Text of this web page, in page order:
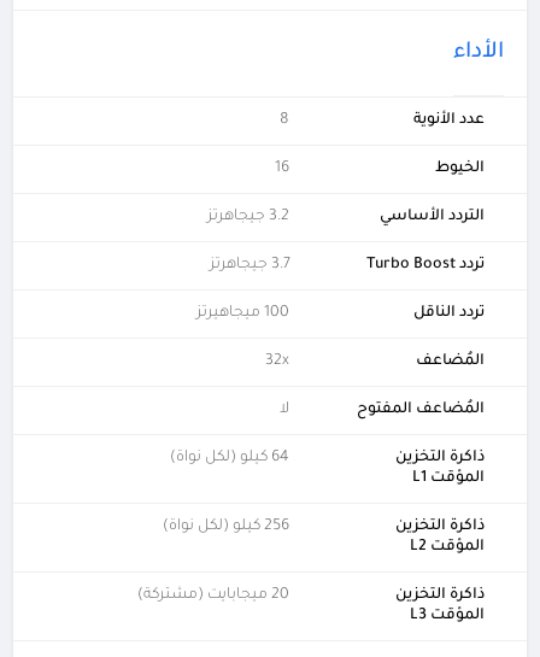
الأداء
عدد الأنوية 8
الخيوط 16
التردد الأساسي 3.2 جيجاهرتز
تردد Turbo Boost 3.7 جيجاهرتز
تردد الناقل 100 ميجاهيرتز
المُضاعف 32x
المُضاعف المفتوح لا
ذاكرة التخزين
المؤقت L1
64 كيلو (لكل نواة)
ذاكرة التخزين
المؤقت L2
256 كيلو (لكل نواة)
ذاكرة التخزين
المؤقت L3
20 ميجابايت (مشتركة)